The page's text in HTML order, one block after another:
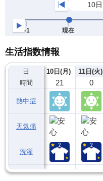
生活指数情報
日
時間
熱中症
天気痛
洗濯
10日(月)
21
11日(火)
0